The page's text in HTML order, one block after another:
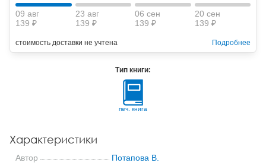
09 авг
139 ₽
23 авг
139 ₽
06 сен
139 ₽
20 сен
139 ₽
стоимость доставки не учтена Подробнее
Тип книги:
печ. книга
Характеристики
Автор
Потапова В.